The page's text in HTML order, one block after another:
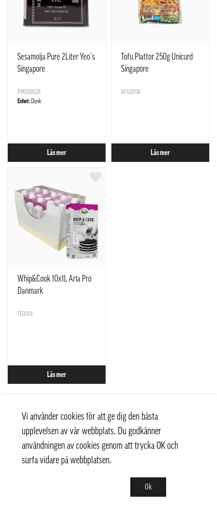
Sesamolja Pure 2Liter Yeo´s
Singapore
PMSO0028
Enhet: Dunk
Läs mer
Tofu Plattor 250g Unicurd
Singapore
KFG0058
Läs mer
Whip&Cook 10x1L Arla Pro
Danmark
TE0014
Läs mer
Vi använder cookies för att ge dig den bästa
upplevelsen av vår webbplats. Du godkänner
användningen av cookies genom att trycka OK och
surfa vidare på webbplatsen.
Ok